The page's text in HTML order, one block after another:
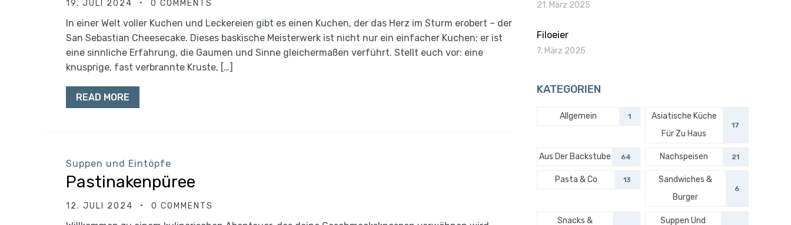
19. JULI 2024 0 COMMENTS
In einer Welt voller Kuchen und Leckereien gibt es einen Kuchen, der das Herz im Sturm erobert – der
San Sebastian Cheesecake. Dieses baskische Meisterwerk ist nicht nur ein einfacher Kuchen; er ist
eine sinnliche Erfahrung, die Gaumen und Sinne gleichermaßen verführt. Stellt euch vor: eine
knusprige, fast verbrannte Kruste, […]
READ MORE
Suppen und Eintöpfe
Pastinakenpüree
12. JULI 2024 0 COMMENTS
21. März 2025
Filoeier
7. März 2025
KATEGORIEN
Allgemein 1
Asiatische Küche
Für Zu Haus
17
Aus Der Backstube 64 Nachspeisen 21
Pasta & Co 13
Sandwiches &
Burger
6
Snacks &
Suppen Und